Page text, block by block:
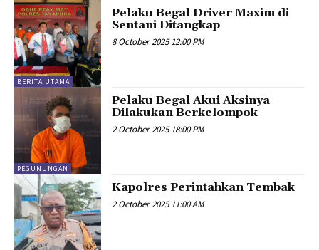
BERITA UTAMA
Pelaku Begal Driver Maxim di
Sentani Ditangkap
8 October 2025 12:00 PM
PEGUNUNGAN
Pelaku Begal Akui Aksinya
Dilakukan Berkelompok
2 October 2025 18:00 PM
Kapolres Perintahkan Tembak
2 October 2025 11:00 AM